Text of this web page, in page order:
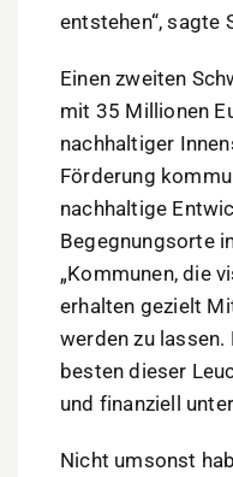
entstehen“, sagte
Einen zweiten
mit 35 Millionen
nachhaltiger
Förderung
nachhaltige
Begegnungsorte
„Kommunen, die
erhalten gezielt
werden zu lassen.
besten dieser
und finanziell
Nicht umsonst